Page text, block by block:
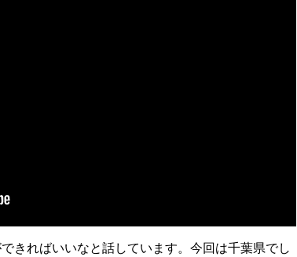
きればいいなと話しています。今回は千葉県でし